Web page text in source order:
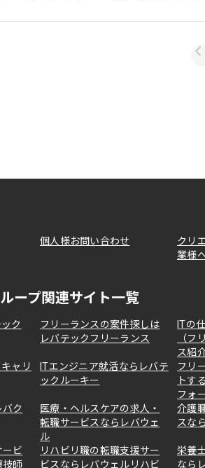
個人様お問い合わせ
クリ
業様
ープ関連サイト一覧
ク
フリーランスの案件探しは
レバテックフリーランス
ITの
（フ
ス紹
ャリ
ITエンジニア就活ならレバテ
ックルーキー
フリ
トす
フォ
ク
医療・ヘルスケアの求人・
転職サービスならレバウェ
ル
介護
スな
ービ
技師
リハビリ職の転職支援サー
ビスならレバウェルリハビ
栄養
なら